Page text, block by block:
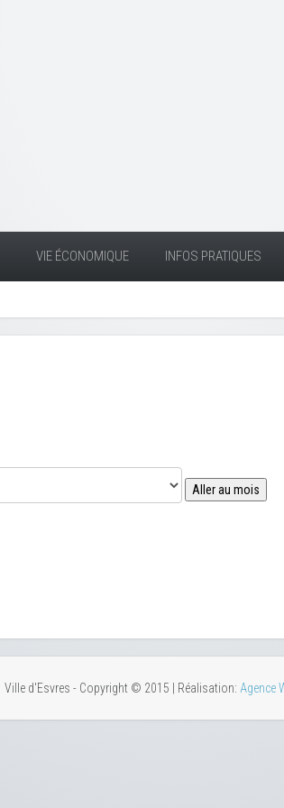
VIE ÉCONOMIQUE INFOS PRATIQUES
Aller au mois
Ville d'Esvres - Copyright © 2015 | Réalisation: Agence